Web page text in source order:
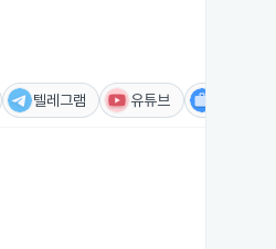
텔레그램 유튜브